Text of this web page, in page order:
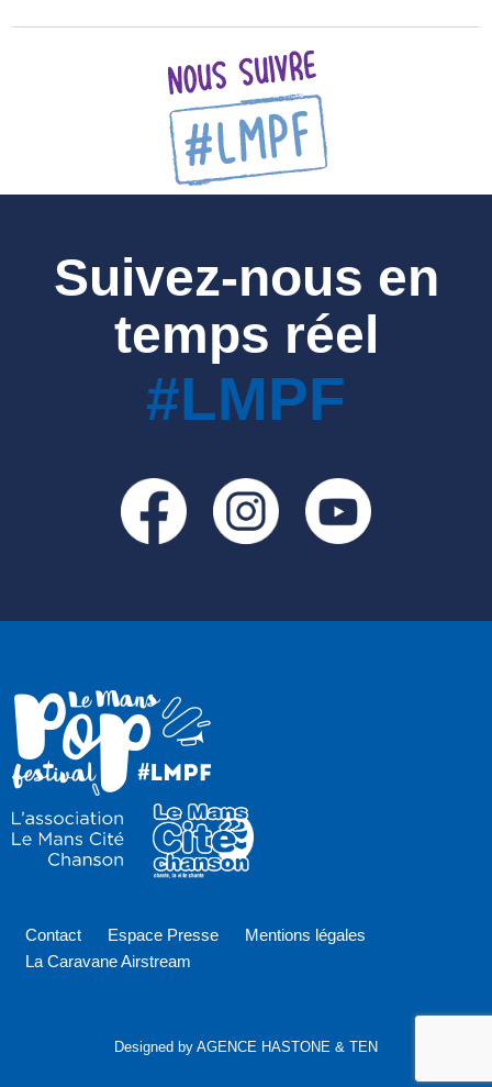
Suivez-nous en
temps réel
#LMPF
Contact Espace Presse
Mentions légales
La Caravane Airstream
Designed by AGENCE HASTONE & TEN